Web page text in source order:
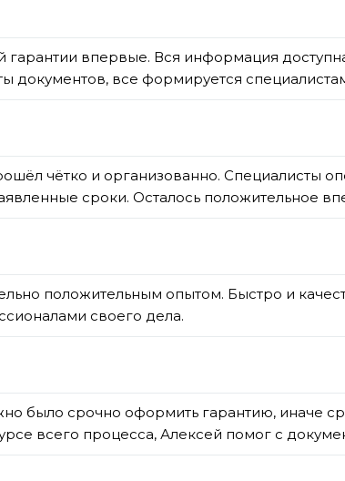
впервые. Вся информация
документов, все формируется
чётко и организованно. Специалисты
сроки. Осталось положительное
положительным опытом. Быстро и
своего дела.
было срочно оформить гарантию, иначе
всего процесса, Алексей помог с